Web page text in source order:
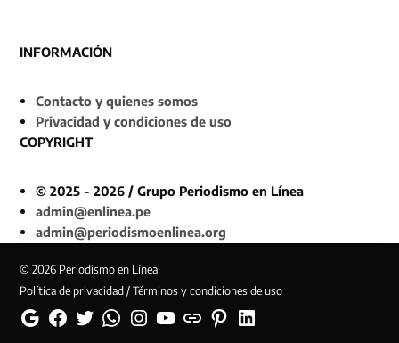
INFORMACIÓN
Contacto y quienes somos
Privacidad y condiciones de uso
COPYRIGHT
© 2025 - 2026 / Grupo Periodismo en Línea
admin@enlinea.pe
admin@periodismoenlinea.org
© 2026 Periodismo en Línea
Política de privacidad / Términos y condiciones de uso
GoogleFacebookTwitterWhatsappInstagramYouTubeWeb PinterestLinkedin